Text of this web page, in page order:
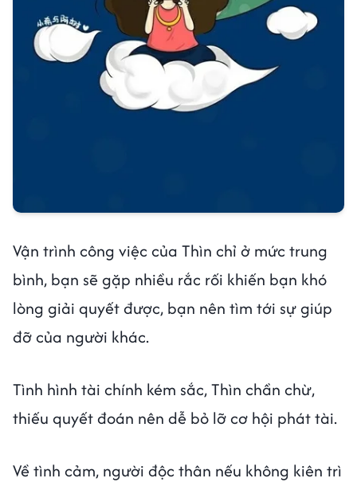
Vận trình công việc của Thìn chỉ ở mức trung
bình, bạn sẽ gặp nhiều rắc rối khiến bạn khó
lòng giải quyết được, bạn nên tìm tới sự giúp
đỡ của người khác.
Tình hình tài chính kém sắc, Thìn chần chừ,
thiếu quyết đoán nên dễ bỏ lỡ cơ hội phát tài.
Về tình cảm, người độc thân nếu không kiên trì